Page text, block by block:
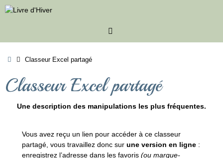
Passer
au
AccueilClasseur Excel partagé
Classeur Excel partagé
Une description des manipulations les plus fréquentes.
Vous avez reçu un lien pour accéder à ce classeur
partagé, vous travaillez donc surune version en ligne :
enregistrez l’adresse dans les favoris(ou marque-